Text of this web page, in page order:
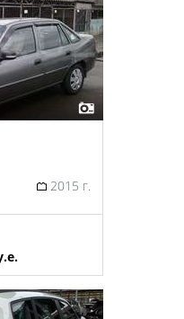
2015 г.